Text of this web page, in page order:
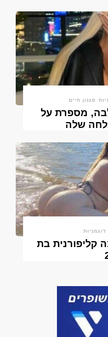
סגנון חיים
מספרת על
שלה
דוגמניות
קליפורנית בת